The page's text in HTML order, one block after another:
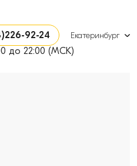
92-24 Екатеринбург
до 22:00 (МСК)